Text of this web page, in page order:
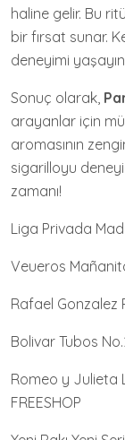
haline gelir. Bu
bir fırsat sunar.
deneyimi
Sonuç olarak,
arayanlar için
aromasının
sigarilloyu
zamanı!
Liga Privada
Veueros
Rafael Gonzalez
Bolivar Tubos
Romeo y Julieta
FREESHOP